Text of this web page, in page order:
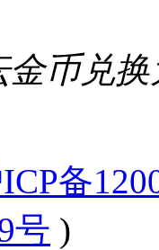
金币兑
备
号 )